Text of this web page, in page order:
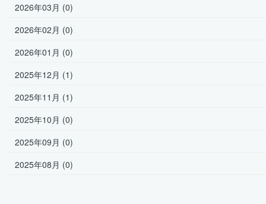
2026年03月 (0)
2026年02月 (0)
2026年01月 (0)
2025年12月 (1)
2025年11月 (1)
2025年10月 (0)
2025年09月 (0)
2025年08月 (0)